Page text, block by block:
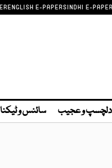
ENGLISH E-PAPERSINDHI E-PAPER
دلچسپ و عجیب سائنس و